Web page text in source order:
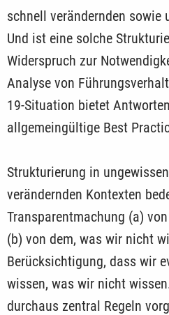
schnell verändernden sowie
Und ist eine solche
Widerspruch zur
Analyse von
19-Situation bietet
allgemeingültige Best
Strukturierung in
verändernden Kontexten
Transparentmachung (a)
(b) von dem, was wir nicht
Berücksichtigung, dass wir
wissen, was wir nicht
durchaus zentral Regeln